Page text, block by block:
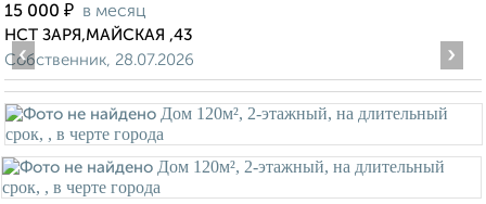
15 000 ₽ в месяц
НСТ ЗАРЯ,МАЙСКАЯ ,43
Собственник, 28.07.2026
‹ ›